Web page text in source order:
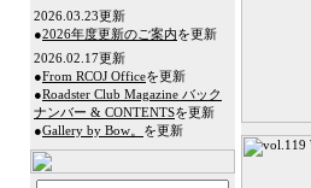
2026.03.23更新
●2026年度更新のご案内を更新
2026.02.17更新
●From RCOJ Officeを更新
●Roadster Club Magazine バック
ナンバー & CONTENTSを更新
●Gallery by Bow。 を更新